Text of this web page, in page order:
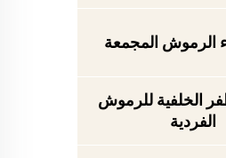
الرموش المجمعة
الخلفية للرموش
الفردية